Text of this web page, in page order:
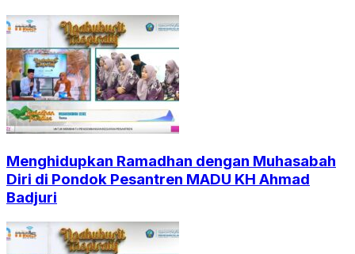
Menghidupkan Ramadhan dengan Muhasabah
Diri di Pondok Pesantren MADU KH Ahmad
Badjuri